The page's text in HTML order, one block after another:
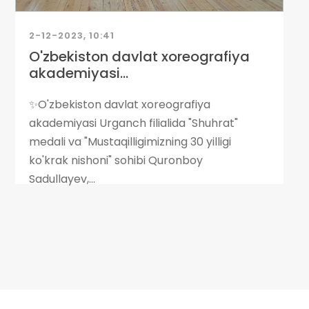
2-12-2023, 10:41
O'zbekiston davlat xoreografiya
akademiyasi...
✨O'zbekiston davlat xoreografiya
akademiyasi Urganch filialida "Shuhrat"
medali va "Mustaqilligimizning 30 yilligi
ko'krak nishoni" sohibi Quronboy
Sadullayev,...